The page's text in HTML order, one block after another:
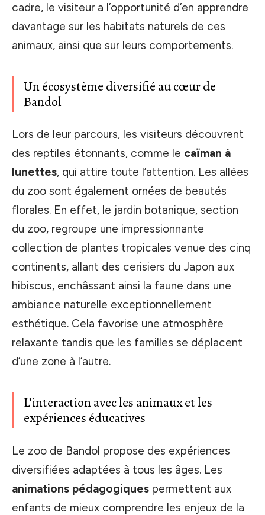
cadre, le visiteur a l’opportunité d’en apprendre
davantage sur les habitats naturels de ces
animaux, ainsi que sur leurs comportements.
Un écosystème diversifié au cœur de
Bandol
Lors de leur parcours, les visiteurs découvrent
des reptiles étonnants, comme le caïman à
lunettes, qui attire toute l’attention. Les allées
du zoo sont également ornées de beautés
florales. En effet, le jardin botanique, section
du zoo, regroupe une impressionnante
collection de plantes tropicales venue des cinq
continents, allant des cerisiers du Japon aux
hibiscus, enchâssant ainsi la faune dans une
ambiance naturelle exceptionnellement
esthétique. Cela favorise une atmosphère
relaxante tandis que les familles se déplacent
d’une zone à l’autre.
L’interaction avec les animaux et les
expériences éducatives
Le zoo de Bandol propose des expériences
diversifiées adaptées à tous les âges. Les
animations pédagogiques permettent aux
enfants de mieux comprendre les enjeux de la